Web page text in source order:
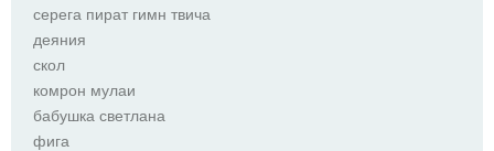
серега пират гимн твича
деяния
скол
комрон мулаи
бабушка светлана
фига